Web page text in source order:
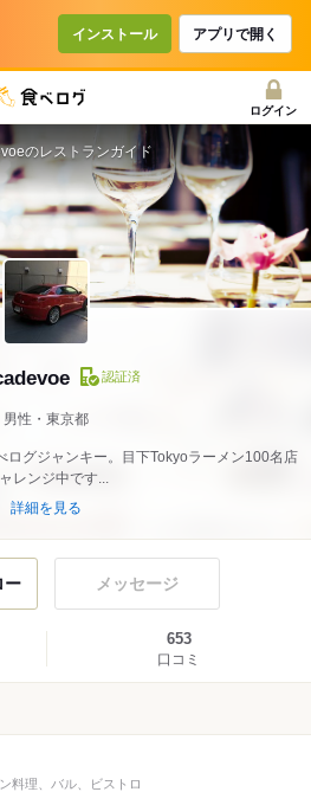
インストール アプリで開く
ログイン
認証済
男性・東京都
ログジャンキー。目下Tokyoラーメン100名店
レンジ中です...
詳細を見る
のレストランガイド
ー メッセージ
653
口コミ
料理、バル、ビストロ